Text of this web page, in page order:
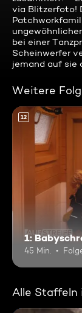
via Blitzerfoto!
bei einer
Scheinwerfer
jemand auf sie
Weitere
12
1:
45 Min.
Alle Staffeln